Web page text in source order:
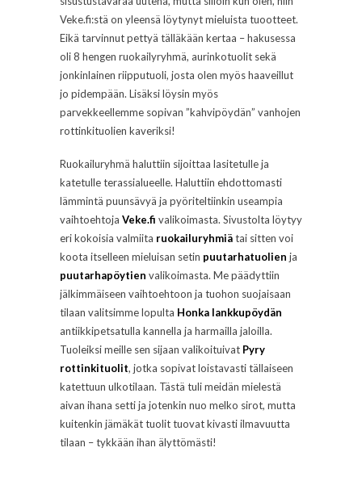
Veke.fi:stä on yleensä löytynyt mieluista tuootteet.
Eikä tarvinnut pettyä tälläkään kertaa – hakusessa
oli 8 hengen ruokailyryhmä, aurinkotuolit sekä
jonkinlainen riipputuoli, josta olen myös haaveillut
jo pidempään. Lisäksi löysin myös
parvekkeellemme sopivan ”kahvipöydän” vanhojen
rottinkituolien kaveriksi!
Ruokailuryhmä haluttiin sijoittaa lasitetulle ja
katetulle terassialueelle. Haluttiin ehdottomasti
lämmintä puunsävyä ja pyöriteltiinkin useampia
vaihtoehtoja Veke.fi valikoimasta. Sivustolta löytyy
eri kokoisia valmiita ruokailuryhmiätai sitten voi
koota itselleen mieluisan setin puutarhatuolien ja
puutarhapöytien valikoimasta. Me päädyttiin
jälkimmäiseen vaihtoehtoon ja tuohon suojaisaan
tilaan valitsimme lopulta Honka lankkupöydän
antiikkipetsatulla kannella ja harmailla jaloilla.
Tuoleiksi meille sen sijaan valikoituivat Pyry
rottinkituolit, jotka sopivat loistavasti tällaiseen
katettuun ulkotilaan. Tästä tuli meidän mielestä
aivan ihana setti ja jotenkin nuo melko sirot, mutta
kuitenkin jämäkät tuolit tuovat kivasti ilmavuutta
tilaan – tykkään ihan älyttömästi!